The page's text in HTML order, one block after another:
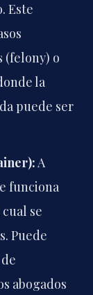
Este
(felony) o
la
puede ser
A
funciona
se
Puede
abogados